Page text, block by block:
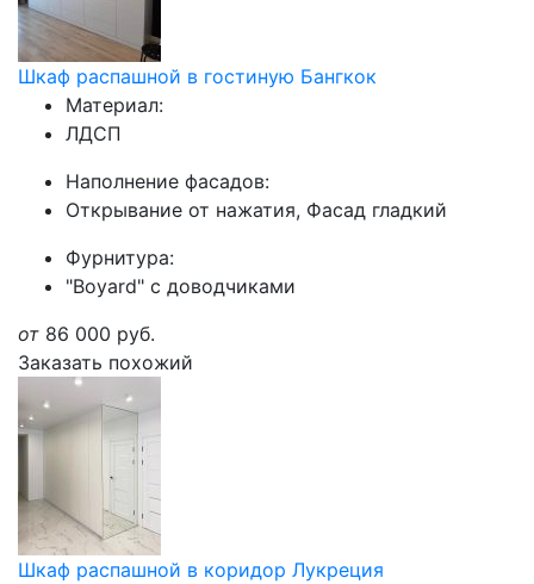
Шкаф распашной в гостиную Бангкок
Материал:
ЛДСП
Наполнение фасадов:
Открывание от нажатия, Фасад гладкий
Фурнитура:
"Boyard" с доводчиками
от 86 000 руб.
Заказать похожий
Шкаф распашной в коридор Лукреция